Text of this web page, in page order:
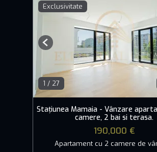
Exclusivitate
1 / 27
Previous
Stațiunea Mamaia - Vânzare
camere, 2 bai si terasa.
190,000 €
Apartament cu 2 camere de